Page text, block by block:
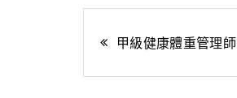
文
章
甲級健康體重管理師